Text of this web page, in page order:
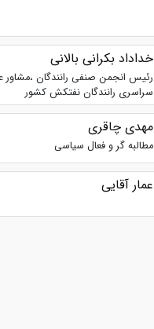
خداداد بکرانی بالانی
رئیس انجمن صنفی رانندگان ،مشاور
سراسری رانندگان نفتکش کشور
مهدی چاقری
مطالبه گر و فعال سیاسی
عمار آقایی